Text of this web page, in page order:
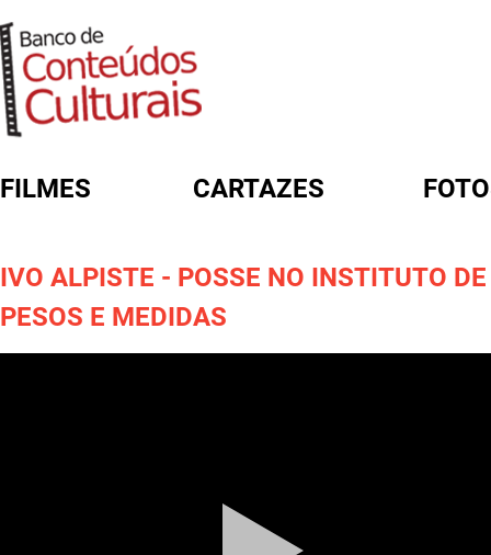
FILMES CARTAZES
IVO ALPISTE - POSSE NO INSTITUTO DE
PESOS E MEDIDAS